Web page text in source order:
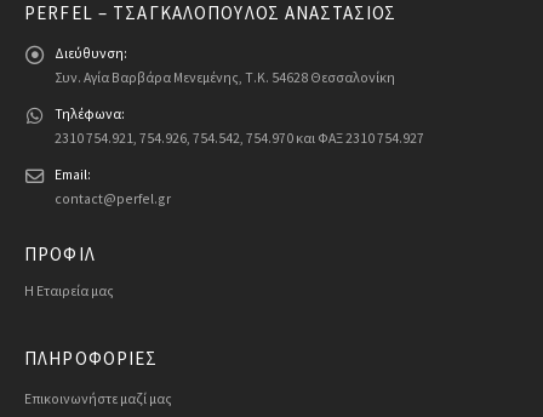
PERFEL – ΤΣΑΓΚΑΛΌΠΟΥΛΟΣ ΑΝΑΣΤΆΣΙΟΣ
Διεύθυνση:
Συν. Αγία Βαρβάρα Μενεμένης, Τ.Κ. 54628 Θεσσαλονίκη
Τηλέφωνα:
2310 754.921, 754.926, 754.542, 754.970 και ΦΑΞ 2310 754.927
Email:
contact@perfel.gr
ΠΡΟΦΙΛ
Η Εταιρεία μας
ΠΛΗΡΟΦΟΡΙΕΣ
Επικοινωνήστε μαζί μας